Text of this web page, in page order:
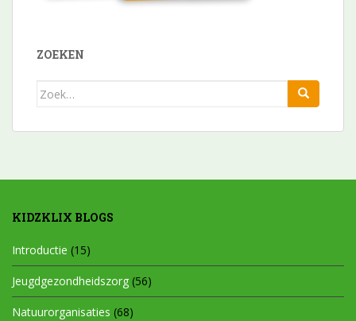
ZOEKEN
Zoek
KIDZKLIX BLOGS
Introductie (15)
Jeugdgezondheidszorg (56)
Natuurorganisaties (68)